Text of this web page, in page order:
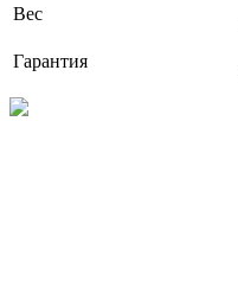
Вес
Гарантия